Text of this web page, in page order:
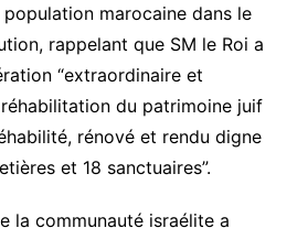
marocaine dans le
rappelant que SM le Roi a
“extraordinaire et
du patrimoine juif
rénové et rendu digne
et 18 sanctuaires”.
la communauté israélite a